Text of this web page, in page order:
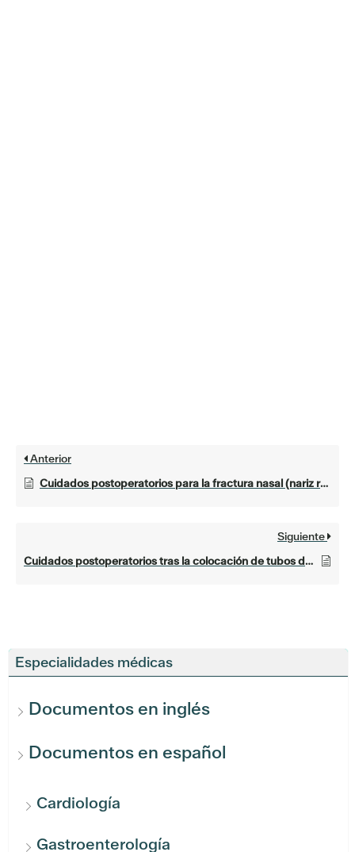
Especialidades médicas
Documentos en inglés
Documentos en español
Cardiología
Gastroenterología
Anterior
Cuidados postoperatorios para la fractura nasal (nariz rota)
Siguiente
Cuidados postoperatorios tras la colocación de tubos de timpanostomía